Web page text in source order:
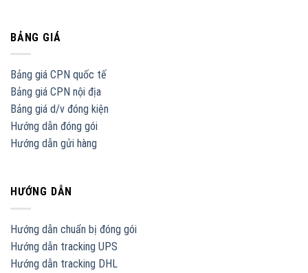
BẢNG GIÁ
Bảng giá CPN quốc tế
Bảng giá CPN nội địa
Bảng giá d/v đóng kiện
Hướng dẫn đóng gói
Hướng dẫn gửi hàng
HƯỚNG DẪN
Hướng dẫn chuẩn bị đóng gói
Hướng dẫn tracking UPS
Hướng dẫn tracking DHL